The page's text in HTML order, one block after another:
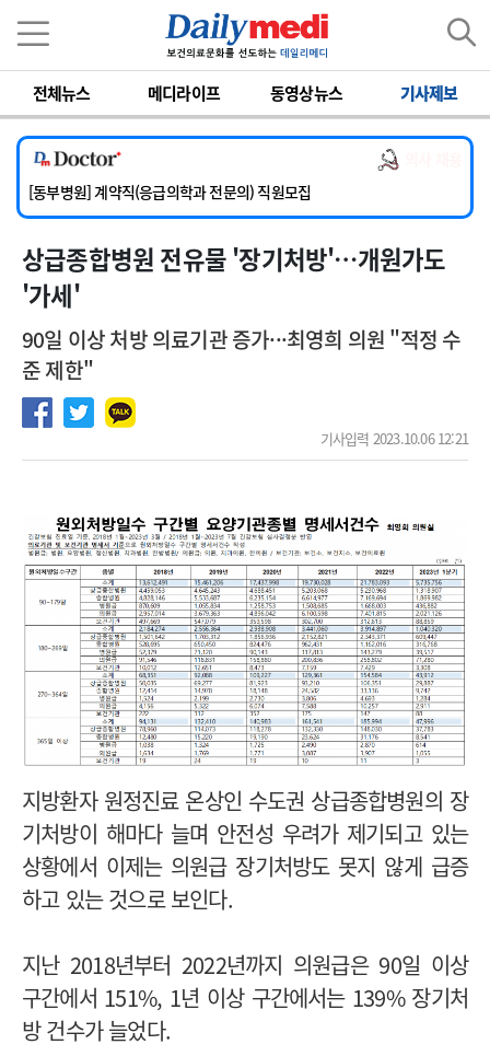
전체뉴스 메디라이프 동영상뉴스 기사제보
[서울아산병원] 2026년 하반기 인턴 모집
[영남대학교의료원] 마취통증의학과 임기제 임상의사 채용
[충남대학교병원] 소아청소년과(소아응급전담) 계약직 의사 공개채용
[동부병원] 계약직(응급의학과 전문의) 직원모집
[이대목동병원] 하반기 전공의(레지던트1년차) 모집
[서울아산병원] 2026년 하반기 인턴 모집
[영남대학교의료원] 마취통증의학과 임기제 임상의사 채용
상급종합병원 전유물 '장기처방'…개원가도
'가세'
90일 이상 처방 의료기관 증가···최영희 의원 "적정 수
준 제한"
기사입력 2023.10.06 12:21
지방환자 원정진료 온상인 수도권 상급종합병원의 장
기처방이 해마다 늘며 안전성 우려가 제기되고 있는
상황에서 이제는 의원급 장기처방도 못지 않게 급증
하고 있는 것으로 보인다.
지난 2018년부터 2022년까지 의원급은 90일 이상
구간에서 151%, 1년 이상 구간에서는 139% 장기처
방 건수가 늘었다.